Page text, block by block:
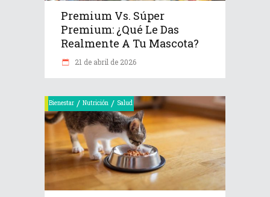
Premium Vs. Súper
Premium: ¿Qué Le Das
Realmente A Tu Mascota?
21 de abril de 2026
Bienestar / Nutrición / Salud